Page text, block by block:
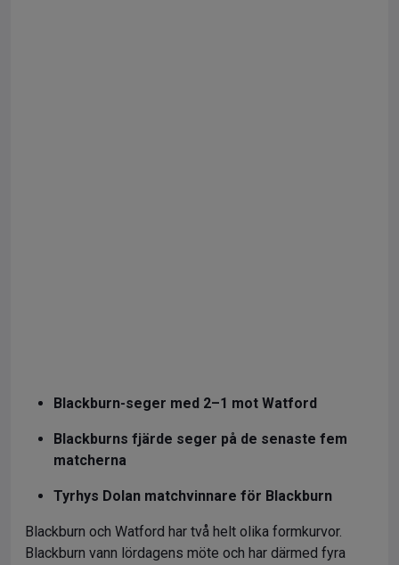
Blackburn-seger med 2–1 mot Watford
Blackburns fjärde seger på de senaste fem
matcherna
Tyrhys Dolan matchvinnare för Blackburn
Blackburn och Watford har två helt olika formkurvor.
Blackburn vann lördagens möte och har därmed fyra